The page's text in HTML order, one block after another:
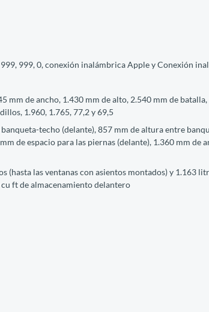
999, 0, conexión inalámbrica Apple y Conexión
mm de ancho, 1.430 mm de alto, 2.540 mm de
1.960, 1.765, 77,2 y 69,5
techo (delante), 857 mm de altura entre
de espacio para las piernas (delante), 1.360 mm
las ventanas con asientos montados) y 1.163
ft de almacenamiento delantero